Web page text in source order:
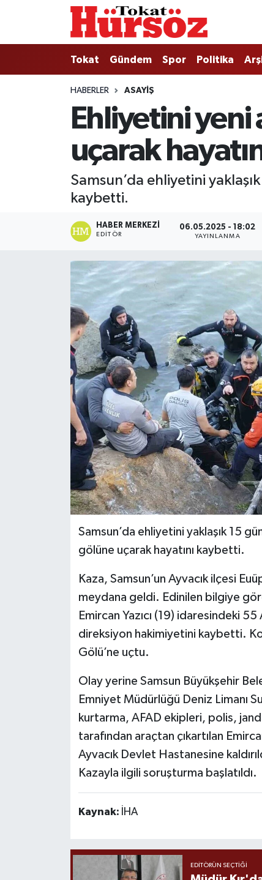
Tokat Gündem Spor Politika
HABERLER ASAYIŞ
Ehliyetini yeni
uçarak
Samsun’da ehliyetini
kaybetti.
HABER MERKEZI
EDITÖR
06.05.2025 - 18:02
YAYINLANMA
Samsun’da ehliyetini yaklaşık 15
gölüne uçarak hayatını kaybetti.
Kaza, Samsun’un Ayvacık ilçesi
meydana geldi. Edinilen bilgiye
Emircan Yazıcı (19) idaresindeki
direksiyon hakimiyetini kaybetti.
Gölü’ne uçtu.
Olay yerine Samsun Büyükşehir
Emniyet Müdürlüğü Deniz Limanı
kurtarma, AFAD ekipleri, polis,
tarafından araçtan çıkartılan
Ayvacık Devlet Hastanesine
Kazayla ilgili soruşturma başlatıldı.
Kaynak: İHA
EDITÖRÜN SEÇTIĞI
Tokat
Türkiye Gündemi
Gündem
Politika
Tokat Spor
Ekonomi
Tokat Haber
Nöbetçi Eczaneler
Hava Durumu
Tokat Namaz Vakitleri
Tüm Manşetler
Son Dakika Haberleri
Haber Arşivi